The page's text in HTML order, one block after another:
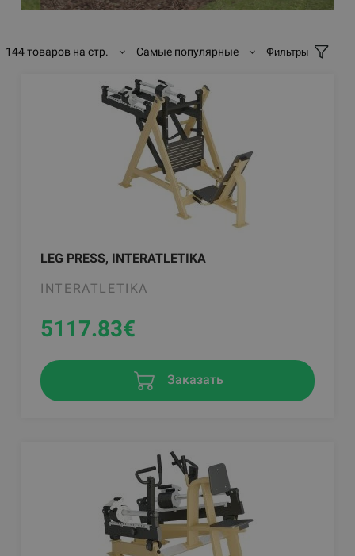
144 товаров на стр. Самые популярные Фильтры
LEG PRESS, INTERATLETIKA
INTERATLETIKA
5117.83€
Заказать